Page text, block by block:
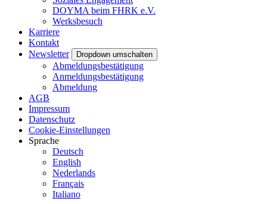
DOYMA beim FHRK e.V.
Werksbesuch
Karriere
Kontakt
Newsletter
Dropdown umschalten
Abmeldungsbestätigung
Anmeldungsbestätigung
Abmeldung
AGB
Impressum
Datenschutz
Cookie-Einstellungen
Sprache
Deutsch
English
Nederlands
Français
Italiano